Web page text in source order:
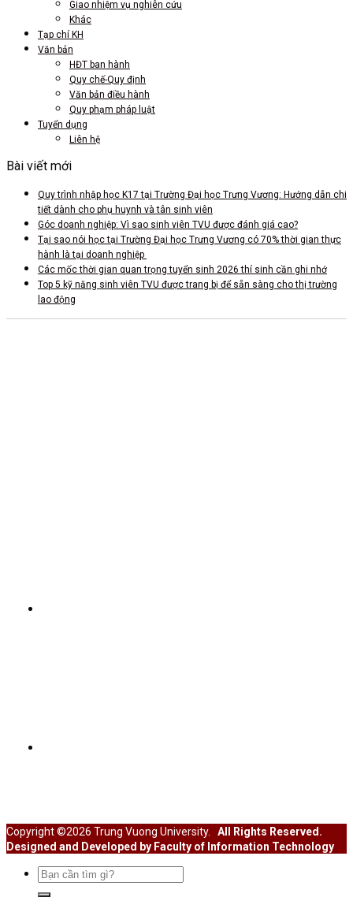
Giao nhiệm vụ nghiên cứu
Khác
Tạp chí KH
Văn bản
HĐT ban hành
Quy chế-Quy định
Văn bản điều hành
Quy phạm pháp luật
Tuyển dụng
Liên hệ
Bài viết mới
Quy trình nhập học K17 tại Trường Đại học Trưng Vương: Hướng dẫn chi
tiết dành cho phụ huynh và tân sinh viên
Góc doanh nghiệp: Vì sao sinh viên TVU được đánh giá cao?
Tại sao nói học tại Trường Đại học Trưng Vương có 70% thời gian thực
hành là tại doanh nghiệp
Các mốc thời gian quan trọng tuyển sinh 2026 thí sinh cần ghi nhớ
Top 5 kỹ năng sinh viên TVU được trang bị để sẵn sàng cho thị trường
lao động
Copyright ©2026 Trung Vuong University.
All Rights Reserved.
Designed and Developed by Faculty of Information Technology
Search